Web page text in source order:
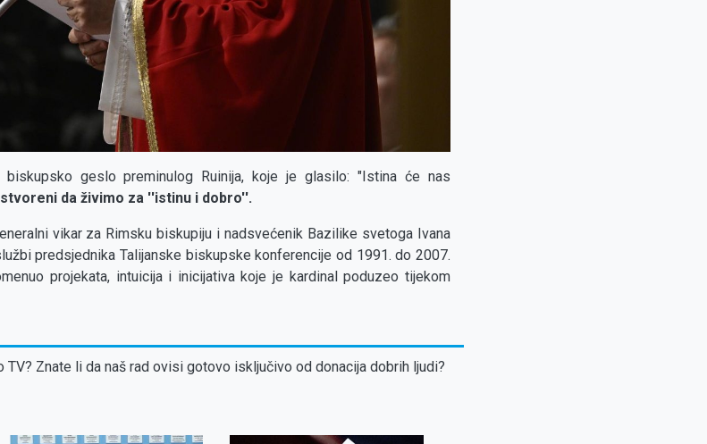
geslo preminulog Ruinija, koje je glasilo: "Istina će nas
stvoreni da živimo za ''istinu i dobro''.
vikar za Rimsku biskupiju i nadsvećenik Bazilike svetoga Ivana
predsjednika Talijanske biskupske konferencije od 1991. do 2007.
projekata, intuicija i inicijativa koje je kardinal poduzeo tijekom
Znate li da naš rad ovisi gotovo isključivo od donacija dobrih ljudi?